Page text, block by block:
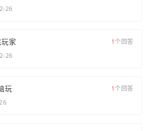
26
家 1个回答
26
玩 1个回答